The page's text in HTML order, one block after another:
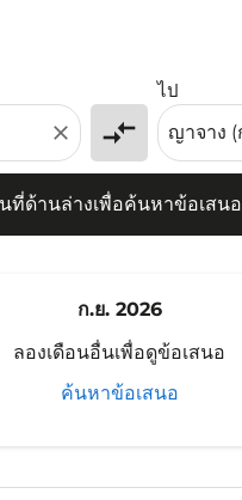
close compare_arrows
ไป
ที่ด้านล่างเพื่อค้นหาข้อเสนอ
านล่างเพื่อค้นหาข้อเสนอ
ก.ย. 2026
ลองเดือนอื่นเพื่อดูข้อเสนอ
ค้นหาข้อเสนอ